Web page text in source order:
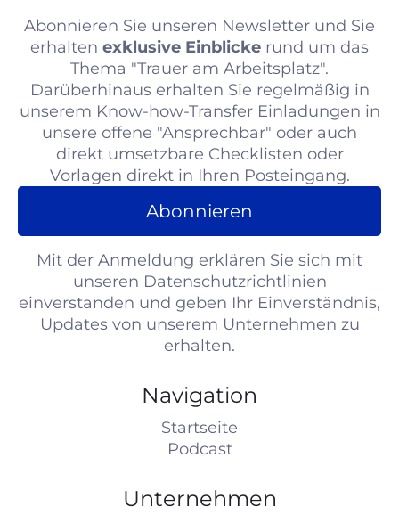
Abonnieren Sie unseren Newsletter und Sie
erhalten exklusive Einblicke rund um das
Thema "Trauer am Arbeitsplatz".
Darüberhinaus erhalten Sie regelmäßig in
unserem Know-how-Transfer Einladungen in
unsere offene "Ansprechbar" oder auch
direkt umsetzbare Checklisten oder
Vorlagen direkt in Ihren Posteingang.
Abonnieren
Mit der Anmeldung erklären Sie sich mit
unseren Datenschutzrichtlinien
einverstanden und geben Ihr Einverständnis,
Updates von unserem Unternehmen zu
erhalten.
Navigation
Startseite
Podcast
Unternehmen